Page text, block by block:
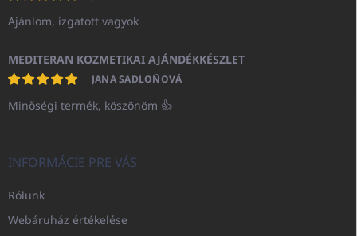
Ajánlom, izgatott vagyok
MEDITERAN KOZMETIKAI AJÁNDÉKKÉSZLET
JANA SADLOŇOVÁ
Minőségi termék, köszönöm 👍
INFORMÁCIE PRE VÁS
Rólunk
Webáruház értékelése